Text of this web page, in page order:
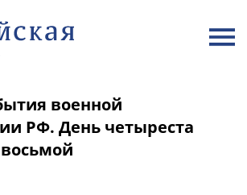
военной
РФ. День четыреста